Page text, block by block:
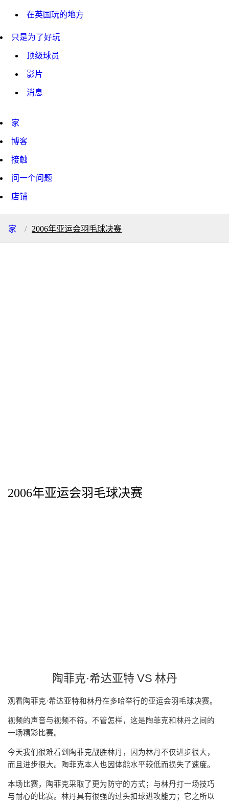
在英国玩的地方
只是为了好玩
顶级球员
影片
消息
家
博客
接触
问一个问题
店铺
家 2006年亚运会羽毛球决赛
2006年亚运会羽毛球决赛
陶菲克·希达亚特 VS 林丹
观看陶菲克·希达亚特和林丹在多哈举行的亚运会羽毛球决赛。
视频的声音与视频不符。不管怎样，这是陶菲克和林丹之间的
一场精彩比赛。
今天我们很难看到陶菲克战胜林丹，因为林丹不仅进步很大，
而且进步很大。陶菲克本人也因体能水平较低而损失了速度。
本场比赛，陶菲克采取了更为防守的方式；与林丹打一场技巧
与耐心的比赛。林丹具有很强的过头扣球进攻能力；它之所以